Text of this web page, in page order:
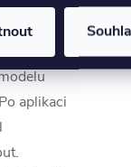
aplikaci